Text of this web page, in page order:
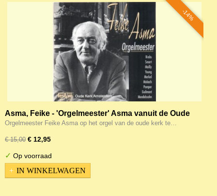
-14%
Asma, Feike - 'Orgelmeester' Asma vanuit de Oude
kerk te Amsterdam
Orgelmeester Feike Asma op het orgel van de oude kerk te…
€ 15,00 € 12,95
✓ Op voorraad
IN WINKELWAGEN